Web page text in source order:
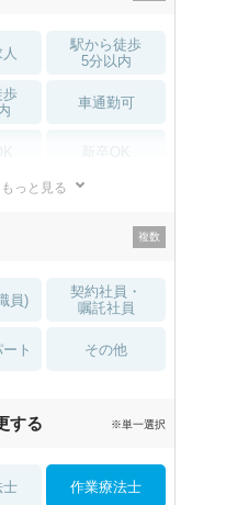
駅から徒歩
5分以内
歩
車通勤可
助
無資格 OK
WEB面接OK
もっと見る
員)
契約社員・
嘱託社員
ト その他
する ※単一選択
士 作業療法士